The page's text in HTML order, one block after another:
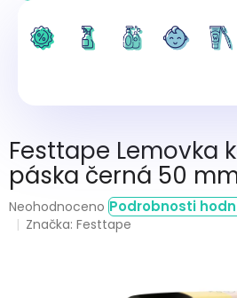
Festtape Lemovka
páska černá 50
Průměrné
hodnocení
Neohodnoceno Podrobnosti
Značka:Festtape